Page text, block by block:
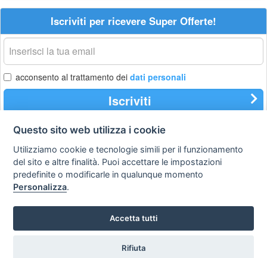
Iscriviti per ricevere Super Offerte!
La
tua
email
acconsento al trattamento dei dati personali
Iscriviti
Privacy
policy
Avviso
legale
Scrivici
Preferenze cookie
Copyright © 2008
SVILUPPO TURISMO ITALIA S.r.L. unipersonale
P.IVA: 01665350433 - R.E.A. FM-195884 Via A. Costa, 2
Questo sito web utilizza i cookie
Utilizziamo cookie e tecnologie simili per il funzionamento
del sito e altre finalità. Puoi accettare le impostazioni
predefinite o modificarle in qualunque momento
Personalizza.
Accetta tutti
Rifiuta